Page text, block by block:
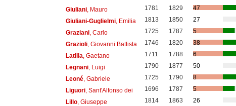
Giuliani, Mauro 1781 1829
47
Giuliani-Guglielmi, Emilia 1813 1850
27
Graziani, Carlo 1725 1787
5
Grazioli, Giovanni Battista 1746 1820
38
Latilla , Gaetano 1711 1788
6
Legnani, Luigi 1790 1877
50
Leoné, Gabriele 1725 1790
8
Liguori, Sant'Alfonso dei 1696 1787
5
Lillo, Giuseppe 1814 1863
26